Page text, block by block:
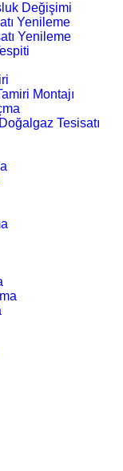
Değişimi
Yenileme
Yenileme
Montajı
Tesisatı